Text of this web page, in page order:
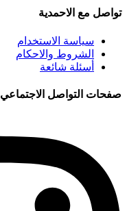
تواصل مع الاحمدية
سياسة الاستخدام
الشروط والاحكام
أسئلة شائعة
صفحات التواصل الاجتماعي